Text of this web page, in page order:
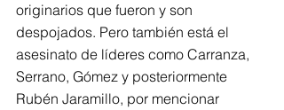
originarios que fueron y son
despojados. Pero también está el
asesinato de líderes como Carranza,
Serrano, Gómez y posteriormente
Rubén Jaramillo, por mencionar